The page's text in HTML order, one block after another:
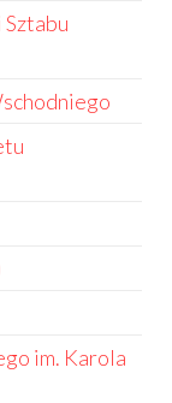
im. Karola